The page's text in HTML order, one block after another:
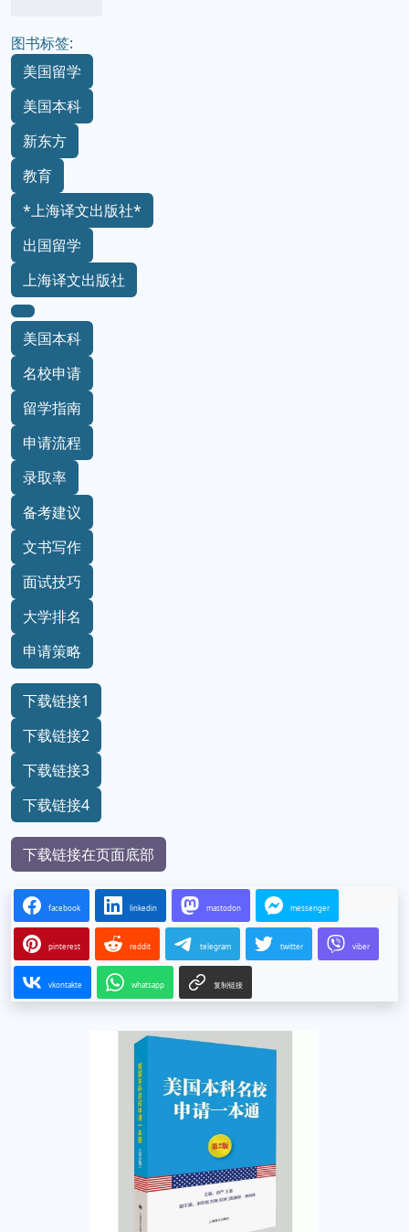
图书标签:
美国留学
美国本科
新东方
教育
*上海译文出版社*
出国留学
上海译文出版社
美国本科
名校申请
留学指南
申请流程
录取率
备考建议
文书写作
面试技巧
大学排名
申请策略
下载链接1
下载链接2
下载链接3
下载链接4
下载链接在页面底部
facebook linkedin mastodon messenger
pinterest reddit telegram twitter viber
vkontakte whatsapp 复制链接